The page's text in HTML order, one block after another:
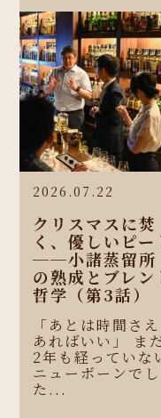
2026.07.22
クリスマスに焚
く、優しいピー
──小諸蒸留所
の熟成とブレン
哲学（第3話）
「あとは時間さえ
あればいい」 ま
2年も経っていな
ニューボーンでし
た...